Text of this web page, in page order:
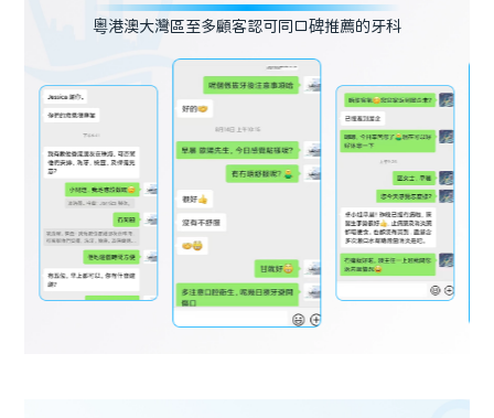
粵港澳大灣區至多顧客認可同口碑推薦的牙科